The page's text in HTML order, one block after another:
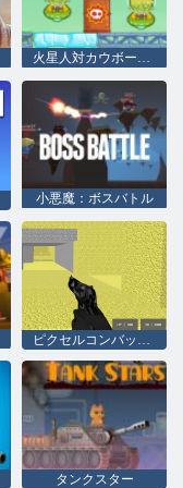
火星人対カウボーイズ
小悪魔：ボスバトル
ピクセルコンバットマルチプレイヤー
タンクスター